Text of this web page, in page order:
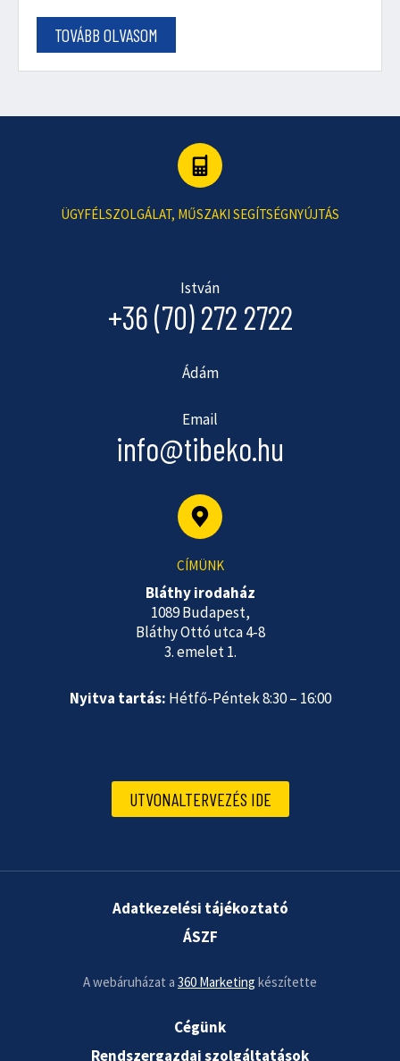
TOVÁBB OLVASOM
ÜGYFÉLSZOLGÁLAT, MŰSZAKI SEGÍTSÉGNYÚJTÁS
István
+36 (70) 272 2722
Ádám
Email
info@tibeko.hu
CÍMÜNK
Bláthy irodaház
1089 Budapest,
Bláthy Ottó utca 4-8
3. emelet 1.
Nyitva tartás: Hétfő-Péntek 8:30 – 16:00
UTVONALTERVEZÉS IDE
Cégünk
Rendszergazdai szolgáltatások
Adatkezelési tájékoztató
ÁSZF
A webáruházat a 360 Marketing készítette